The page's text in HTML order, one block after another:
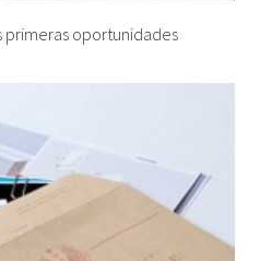
primeras oportunidades